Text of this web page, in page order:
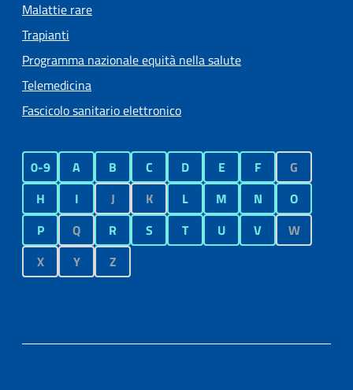
Malattie rare
Trapianti
Programma nazionale equità nella salute
Telemedicina
Fascicolo sanitario elettronico
0-9 A B C D E F
G
H
I J K L M N
O
P
Q R S T U V
W
X
Y Z